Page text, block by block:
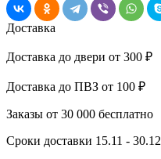
Доставка
Доставка до двери от 300 ₽
Доставка до ПВЗ от 100 ₽
Заказы от 30 000 бесплатно
Сроки доставки 15.11 - 30.12